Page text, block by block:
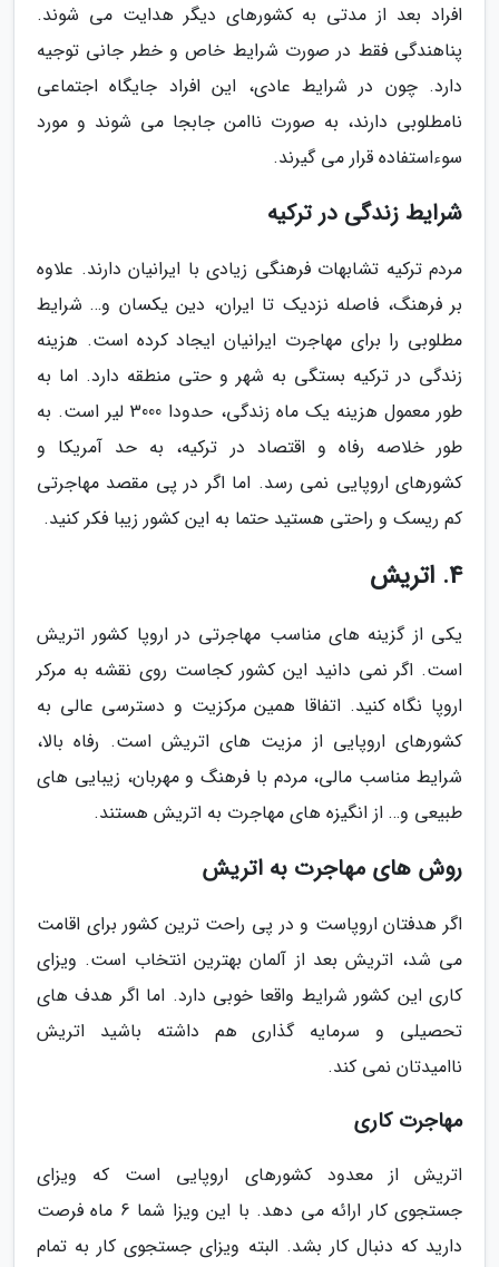
افراد بعد از مدتی به کشورهای دیگر هدایت می شوند.
پناهندگی فقط در صورت شرایط خاص و خطر جانی توجیه
دارد. چون در شرایط عادی، این افراد جایگاه اجتماعی
نامطلوبی دارند، به صورت ناامن جابجا می شوند و مورد
سوءاستفاده قرار می گیرند.
شرایط زندگی در ترکیه
مردم ترکیه تشابهات فرهنگی زیادی با ایرانیان دارند. علاوه
بر فرهنگ، فاصله نزدیک تا ایران، دین یکسان و… شرایط
مطلوبی را برای مهاجرت ایرانیان ایجاد کرده است. هزینه
زندگی در ترکیه بستگی به شهر و حتی منطقه دارد. اما به
طور معمول هزینه یک ماه زندگی، حدودا 3000 لیر است. به
طور خلاصه رفاه و اقتصاد در ترکیه، به حد آمریکا و
کشورهای اروپایی نمی رسد. اما اگر در پی مقصد مهاجرتی
کم ریسک و راحتی هستید حتما به این کشور زیبا فکر کنید.
4. اتریش
یکی از گزینه های مناسب مهاجرتی در اروپا کشور اتریش
است. اگر نمی دانید این کشور کجاست روی نقشه به مرکر
اروپا نگاه کنید. اتفاقا همین مرکزیت و دسترسی عالی به
کشورهای اروپایی از مزیت های اتریش است. رفاه بالا،
شرایط مناسب مالی، مردم با فرهنگ و مهربان، زیبایی های
طبیعی و… از انگیزه های مهاجرت به اتریش هستند.
روش های مهاجرت به اتریش
اگر هدفتان اروپاست و در پی راحت ترین کشور برای اقامت
می شد، اتریش بعد از آلمان بهترین انتخاب است. ویزای
کاری این کشور شرایط واقعا خوبی دارد. اما اگر هدف های
تحصیلی و سرمایه گذاری هم داشته باشید اتریش
ناامیدتان نمی کند.
مهاجرت کاری
اتریش از معدود کشورهای اروپایی است که ویزای
جستجوی کار ارائه می دهد. با این ویزا شما 6 ماه فرصت
دارید که دنبال کار بشد. البته ویزای جستجوی کار به تمام